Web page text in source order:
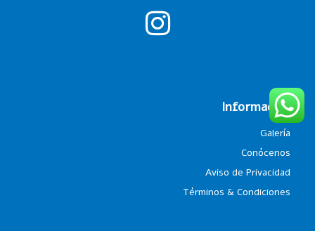
Información
Galería
Conócenos
Aviso de Privacidad
Términos & Condiciones